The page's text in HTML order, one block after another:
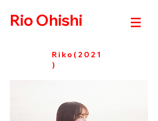
Rio Ohishi
Riko(2021
)